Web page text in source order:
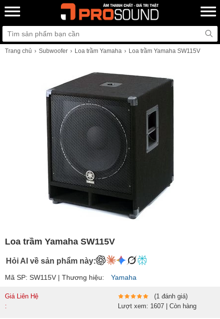
Trang chủ Subwoofer Loa trầm Yamaha Loa trầm Yamaha SW115V
Loa trầm Yamaha SW115V
Hỏi AI về sản phẩm này:
Mã SP: SW115V | Thương hiệu: Yamaha
Giá Liên Hệ
:
(1 đánh giá)
Lượt xem: 1607 | Còn hàng